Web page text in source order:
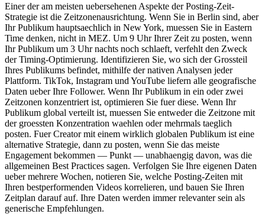
Einer der am meisten uebersehenen Aspekte der Posting-Zeit-
Strategie ist die Zeitzonenausrichtung. Wenn Sie in Berlin sind, aber
Ihr Publikum hauptsaechlich in New York, muessen Sie in Eastern
Time denken, nicht in MEZ. Um 9 Uhr Ihrer Zeit zu posten, wenn
Ihr Publikum um 3 Uhr nachts noch schlaeft, verfehlt den Zweck
der Timing-Optimierung. Identifizieren Sie, wo sich der Grossteil
Ihres Publikums befindet, mithilfe der nativen Analysen jeder
Plattform. TikTok, Instagram und YouTube liefern alle geografische
Daten ueber Ihre Follower. Wenn Ihr Publikum in ein oder zwei
Zeitzonen konzentriert ist, optimieren Sie fuer diese. Wenn Ihr
Publikum global verteilt ist, muessen Sie entweder die Zeitzone mit
der groessten Konzentration waehlen oder mehrmals taeglich
posten. Fuer Creator mit einem wirklich globalen Publikum ist eine
alternative Strategie, dann zu posten, wenn Sie das meiste
Engagement bekommen — Punkt — unabhaengig davon, was die
allgemeinen Best Practices sagen. Verfolgen Sie Ihre eigenen Daten
ueber mehrere Wochen, notieren Sie, welche Posting-Zeiten mit
Ihren bestperformenden Videos korrelieren, und bauen Sie Ihren
Zeitplan darauf auf. Ihre Daten werden immer relevanter sein als
generische Empfehlungen.